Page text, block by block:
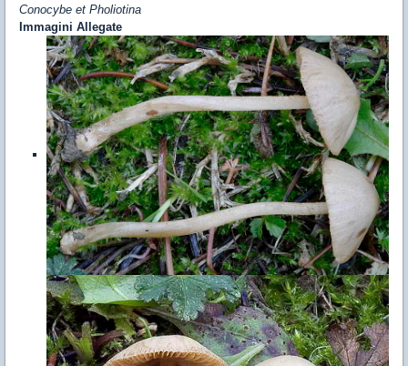
Conocybe et Pholiotina
Immagini Allegate